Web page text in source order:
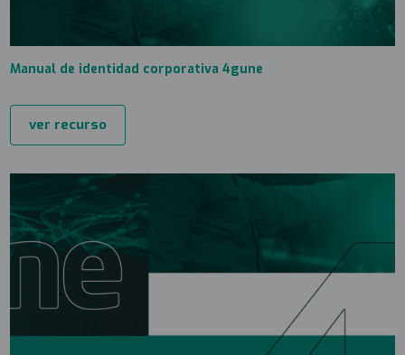
Manual de identidad corporativa 4gune
ver recurso